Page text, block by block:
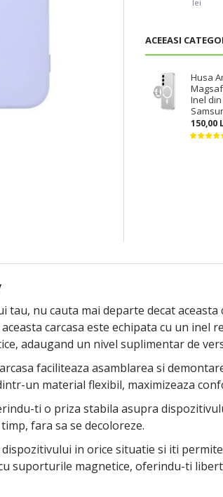
ACEEASI
Husa
Inel
150,00
lei
nu cauta mai departe decat
carcasa este echipata cu un
adaugand un nivel suplimentar de
faciliteaza asamblarea si
un material flexibil, maximizeaza
ti o priza stabila asupra
fara sa se decoloreze.
in orice situatie si iti
suporturile magnetice, oferindu-ti